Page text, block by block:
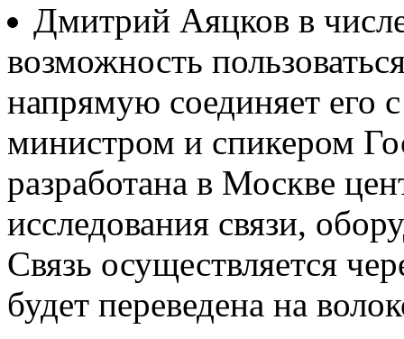
Дмитрий Аяцков в
возможность
напрямую соединяет его
министром и спикером
разработана в Москве
исследования связи,
Связь осуществляется
будет переведена на